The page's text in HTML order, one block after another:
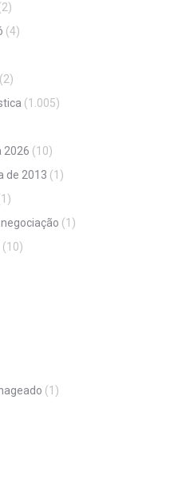
(4)
(2)
(1.005)
2026 (10)
de 2013 (1)
(1)
(10)
(1)